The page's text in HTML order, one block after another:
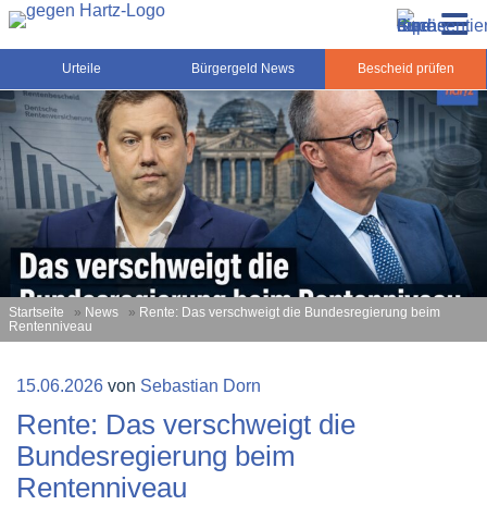
Zum
Inhalt
springen
Gegen-Hartz.de – Sozialrecht, Rente, Pflege und
Urteile, News und Ratgeber rund um das Sozialrecht,
Grundsicherung und Rente
Urteile Bürgergeld News Bescheid prüfen
Startseite » News » Rente: Das verschweigt die Bundesregierung beim
Rentenniveau
Veröffentlicht
15.06.2026 von Sebastian Dorn
Rente: Das verschweigt die
Bundesregierung beim
Rentenniveau